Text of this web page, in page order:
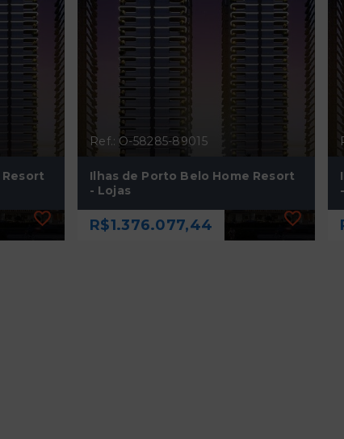
Ref.: O-58285-89015
Ilhas de Porto Belo Home Resort
- Lojas
R$1.376.077,44